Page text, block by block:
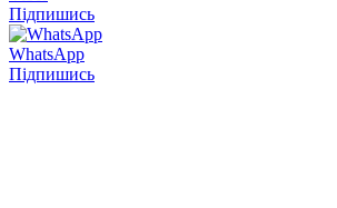
Підпишись
WhatsApp
Підпишись